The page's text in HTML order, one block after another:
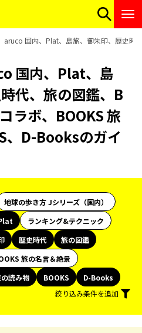
aruco 国内、Plat、島旅、御朱印、歴史時
国内、Plat、島
代、旅の図鑑、B
ラボ、BOOKS 旅
、D-Booksのガイ
地球の歩き方 Jシリーズ（国内）
ランキング&テクニック
歴史時代
旅の図鑑
旅の名言＆絶景
読み物 BOOKS
D-Books
絞り込み条件を追加